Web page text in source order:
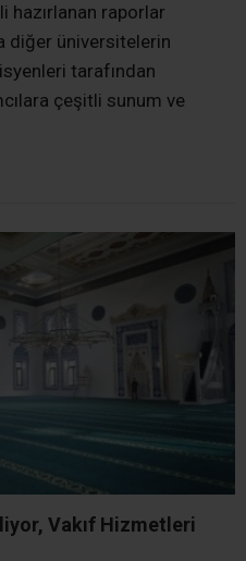
hazırlanan raporlar
diğer üniversitelerin
tarafından
çeşitli sunum ve
Vakıf Hizmetleri